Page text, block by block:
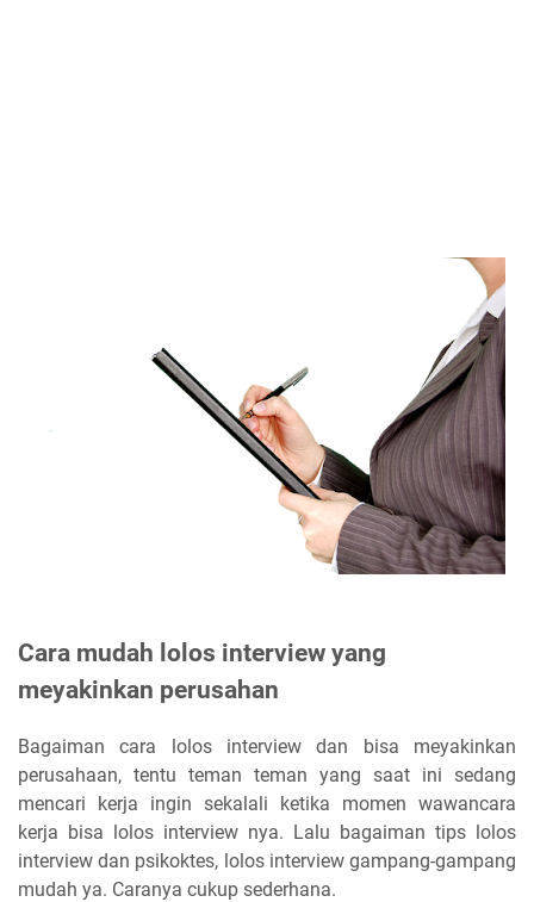
Cara mudah lolos interview yang
meyakinkan perusahan
Bagaiman cara lolos interview dan bisa meyakinkan
perusahaan, tentu teman teman yang saat ini sedang
mencari kerja ingin sekalali ketika momen wawancara
kerja bisa lolos interview nya. Lalu bagaiman tips lolos
interview dan psikoktes, lolos interview gampang-gampang
mudah ya. Caranya cukup sederhana.